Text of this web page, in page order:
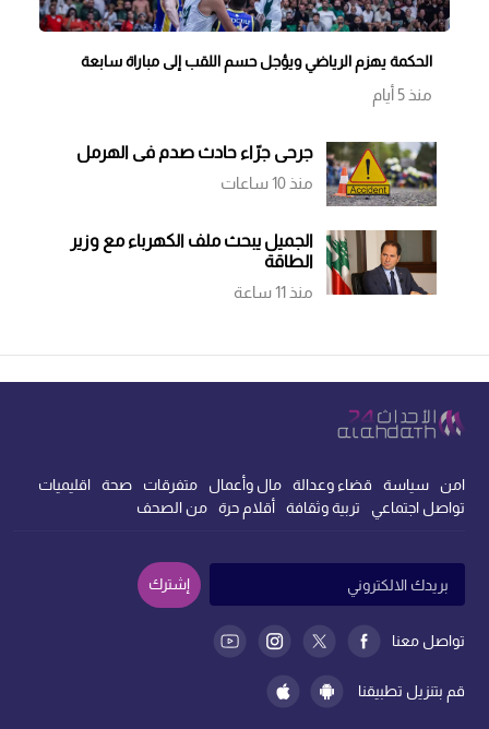
الحكمة يهزم الرياضي ويؤجل حسم اللقب إلى مباراة سابعة
منذ 5 أيام
جرحى جرّاء حادث صدم في الهرمل
منذ 10 ساعات
الجميل يبحث ملف الكهرباء مع وزير
الطاقة
منذ 11 ساعة
امن سياسة قضاء وعدالة مال وأعمال متفرقات صحة
اقليميات
تواصل اجتماعي
تربية وثقافة أقلام حرة من الصحف
قم بتنزيل تطبيقنا
تواصل معنا
إشترك